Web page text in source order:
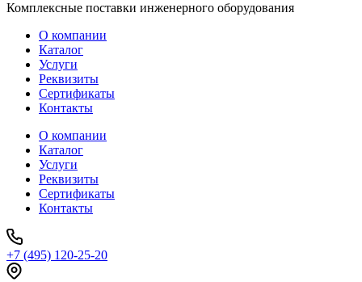
Комплексные поставки инженерного оборудования
О компании
Каталог
Услуги
Реквизиты
Сертификаты
Контакты
О компании
Каталог
Услуги
Реквизиты
Сертификаты
Контакты
+7 (495) 120-25-20